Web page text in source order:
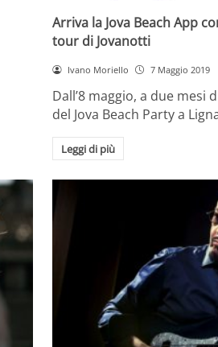
Arriva la Jova Beach App
tour di Jovanotti
Ivano Moriello 7 Maggio 2019
Dall’8 maggio, a due mesi
del Jova Beach Party a
Leggi di più